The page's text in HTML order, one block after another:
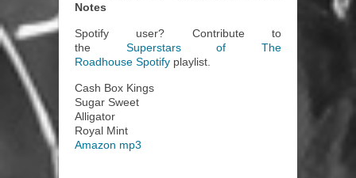
Notes
Spotify user? Contribute to
the Superstars of The
Roadhouse Spotify playlist.
Cash Box Kings
Sugar Sweet
Alligator
Royal Mint
Amazon mp3